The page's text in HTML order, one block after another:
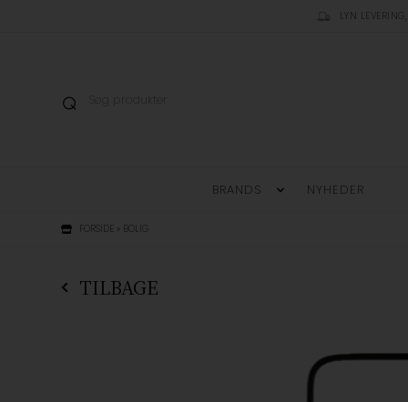
LYN
BRANDS NYHEDER
FORSIDE » BOLIG
TILBAGE